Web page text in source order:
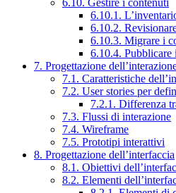
6.10. Gestire i contenuti
6.10.1.
6.10.2.
6.10.3. Migrare i
6.10.4. Pubblicare
7. Progettazione
7.1. Caratteristiche
7.2. User stories per
7.2.1. Differenza
7.3. Flussi di interazione
7.4. Wireframe
7.5. Prototipi interattivi
8. Progettazione dell’interfaccia
8.1. Obiettivi
8.2. Elementi